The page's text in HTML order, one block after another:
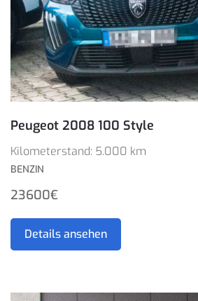
Peugeot 2008 100 Style
Kilometerstand: 5.000 km
BENZIN
23600€
Details ansehen